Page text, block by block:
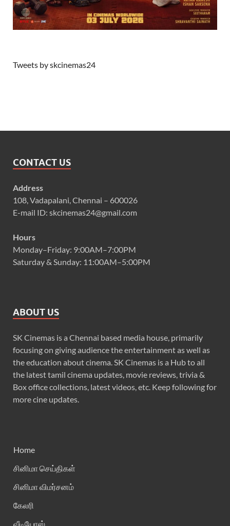
Tweets by skcinemas24
CONTACT US
Address
108, Vadapalani, Chennai – 600026
E-mail ID: skcinemas24@gmail.com
Hours
Monday–Friday: 9:00AM–7:00PM
Saturday & Sunday: 11:00AM–5:00PM
ABOUT US
SK Cinemas is a Chennai based media house, primarily
focusing on giving audience the entertainment as well as
the education about cinema. SK Cinemas is a Hub to all
the latest tamil cinema updates, movie reviews, trivia &
Box office collections, latest videos, etc. Keep following for
more cine updates.
Home
சினிமா செய்திகள்
சினிமா விமர்சனம்
கேலரி
வீடியோஸ்